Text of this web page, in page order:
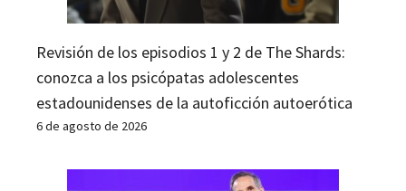
Revisión de los episodios 1 y 2 de The Shards:
conozca a los psicópatas adolescentes
estadounidenses de la autoficción autoerótica
6 de agosto de 2026